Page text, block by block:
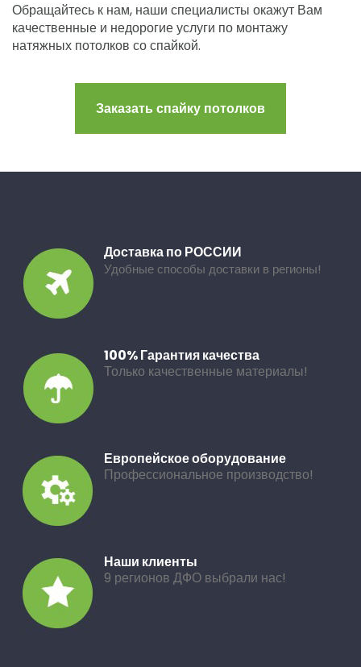
Обращайтесь к нам, наши специалисты окажут Вам
качественные и недорогие услуги по монтажу
натяжных потолков со спайкой.
Заказать спайку потолков
Доставка по РОССИИ
Удобные способы доставки в регионы!
100% Гарантия качества
Только качественные материалы!
Европейское оборудование
Профессиональное производство!
Наши клиенты
9 регионов ДФО выбрали нас!